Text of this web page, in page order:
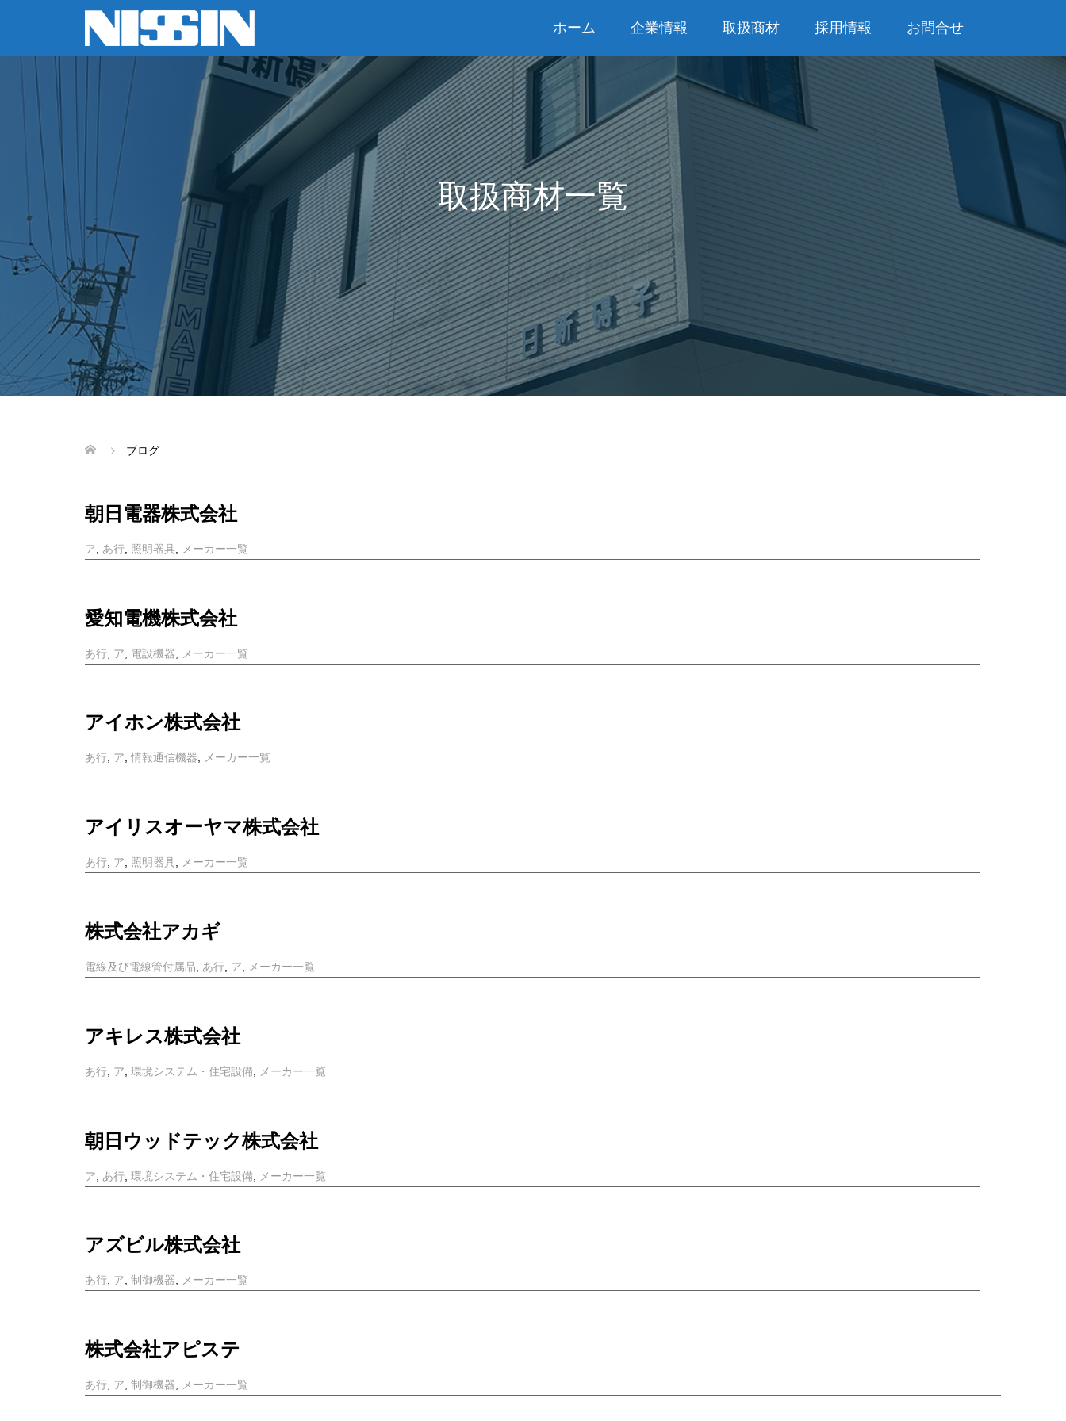
ホーム 企業情報 取扱商材 採用情報 お問合せ
取扱商材一覧
ブログ
朝日電器株式会社
ア あ行 照明器具 メーカー一覧
愛知電機株式会社
あ行 ア 電設機器 メーカー一覧
アイホン株式会社
あ行, ア, 情報通信機器, メーカー一覧
アイリスオーヤマ株式会社
あ行 ア 照明器具 メーカー一覧
株式会社アカギ
電線及び電線管付属品 あ行 ア メーカー一覧
アキレス株式会社
あ行 ア 環境システム・住宅設備 メーカー一覧
朝日ウッドテック株式会社
ア あ行 環境システム・住宅設備 メーカー一覧
アズビル株式会社
あ行, ア, 制御機器, メーカー一覧
株式会社アピステ
あ行 ア 制御機器 メーカー一覧